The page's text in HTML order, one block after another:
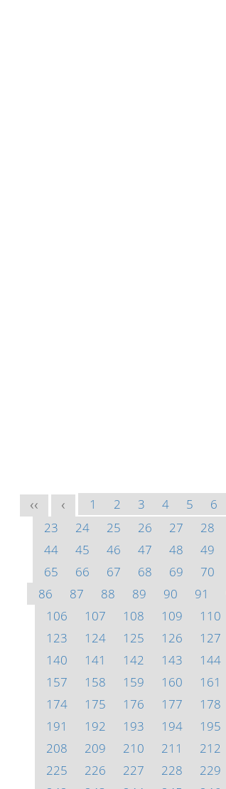
<< < 1 2 3 4 5 6
23
24 25 26 27 28
44
45 46 47 48 49
65
66 67 68 69 70
86
87 88 89 90 91
106
107 108 109 110
123
124 125 126 127
140
141 142 143 144
157
158 159 160 161
174
175 176 177 178
191
192 193 194 195
208
209 210 211 212
225
226 227 228 229